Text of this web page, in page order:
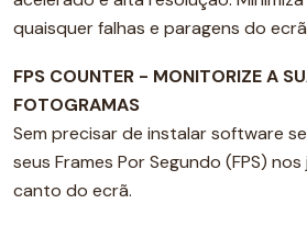
quaisquer falhas e paragens do
FPS COUNTER - MONITORIZE A
FOTOGRAMAS
Sem precisar de instalar software
seus Frames Por Segundo (FPS)
canto do ecrã.